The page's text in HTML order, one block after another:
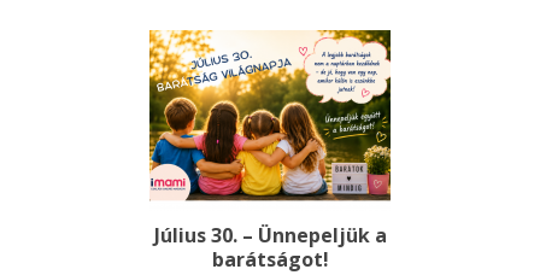
Július 30. – Ünnepeljük a
barátságot!